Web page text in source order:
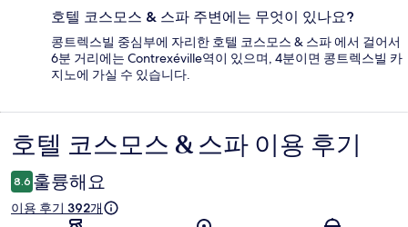
호텔 코스모스 & 스파 주변에는 무엇이 있나요?
콩트렉스빌 중심부에 자리한 호텔 코스모스 & 스파 에서 걸어서
6분 거리에는 Contrexéville역이 있으며, 4분이면 콩트렉스빌 카
지노에 가실 수 있습니다.
이
용
후
호텔 코스모스 & 스파 이용 후기
8.6 훌륭해요
이용 후기 392개